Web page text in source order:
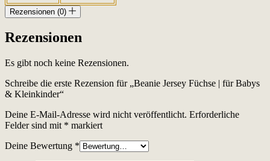
Rezensionen (0)
Rezensionen
Es gibt noch keine Rezensionen.
Schreibe die erste Rezension für „Beanie Jersey Füchse | für Babys
& Kleinkinder“
Deine E-Mail-Adresse wird nicht veröffentlicht. Erforderliche
Felder sind mit * markiert
Deine Bewertung *